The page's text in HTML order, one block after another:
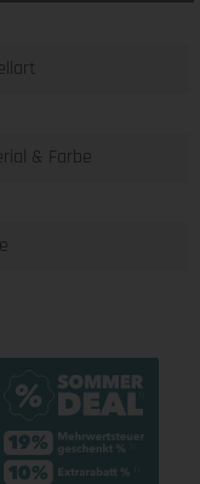
& Farbe